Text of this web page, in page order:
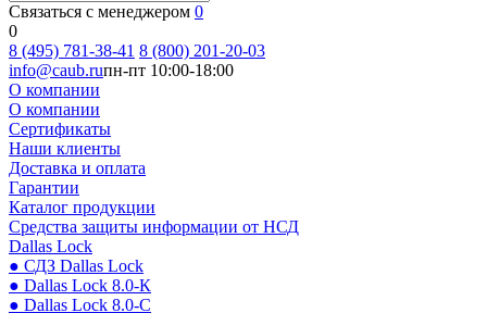
Связаться с менеджером 0
0
8 (495) 781-38-41 8 (800) 201-20-03
info@caub.ruпн-пт 10:00-18:00
О компании
О компании
Сертификаты
Наши клиенты
Доставка и оплата
Гарантии
Каталог продукции
Средства защиты информации от НСД
Dallas Lock
● СДЗ Dallas Lock
● Dallas Lock 8.0-К
● Dallas Lock 8.0-С